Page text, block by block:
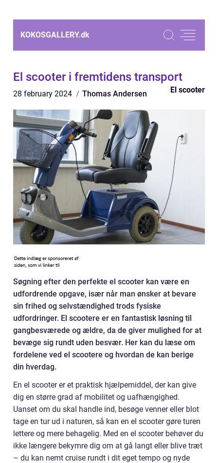
KOKOSGALLERY.dk
El scooter i fremtidens transport
28 february 2024 Thomas Andersen El scooter
Søgning efter den perfekte el scooter kan være en
udfordrende opgave, især når man ønsker at bevare
sin frihed og selvstændighed trods fysiske
udfordringer. El scootere er en fantastisk løsning til
gangbesværede og ældre, da de giver mulighed for at
bevæge sig rundt uden besvær. Her kan du læse om
fordelene ved el scootere og hvordan de kan berige
din hverdag.
En el scooter er et praktisk hjælpemiddel, der kan give
dig en større grad af mobilitet og uafhængighed.
Uanset om du skal handle ind, besøge venner eller blot
tage en tur ud i naturen, så kan en el scooter gøre turen
lettere og mere behagelig. Med en el scooter behøver du
ikke længere bekymre dig om at gå langt eller blive træt
– du kan nemt cruise rundt i dit eget tempo og nyde